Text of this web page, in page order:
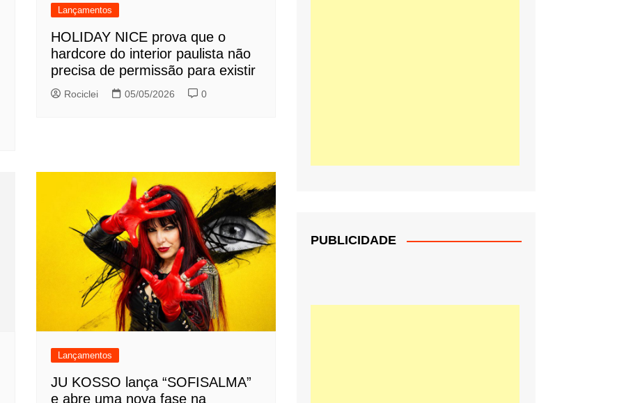
Lançamentos
HOLIDAY NICE prova que o
hardcore do interior paulista não
precisa de permissão para existir
Rociclei 05/05/2026 0
Lançamentos
JU KOSSO lança “SOFISALMA”
e abre uma nova fase na
PUBLICIDADE